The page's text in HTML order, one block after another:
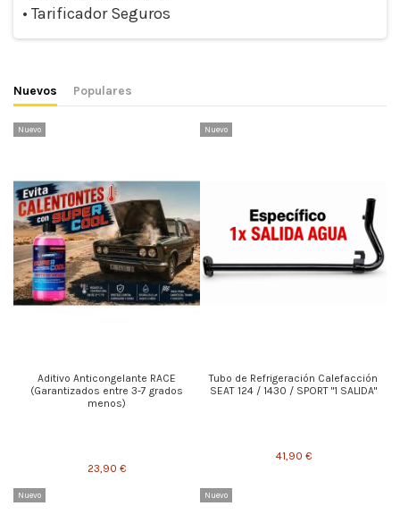
• Tarificador Seguros
Nuevos Populares
Nuevo
Aditivo Anticongelante RACE
(Garantizados entre 3-7 grados
menos)
23,90 €
Nuevo
Tubo de Refrigeración Calefacción
SEAT 124 / 1430 / SPORT "1 SALIDA"
41,90 €
Nuevo Nuevo